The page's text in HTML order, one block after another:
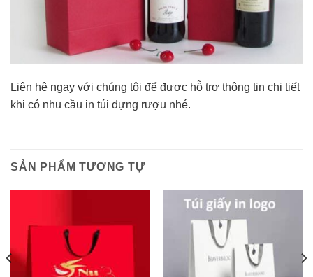
Liên hệ ngay với chúng tôi để được hỗ trợ thông tin chi tiết
khi có nhu cầu in túi đựng rượu nhé.
SẢN PHẨM TƯƠNG TỰ